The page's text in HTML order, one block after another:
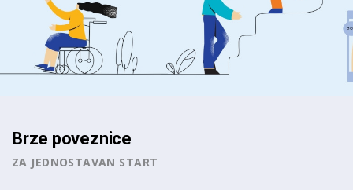
Brze poveznice
ZA JEDNOSTAVAN START